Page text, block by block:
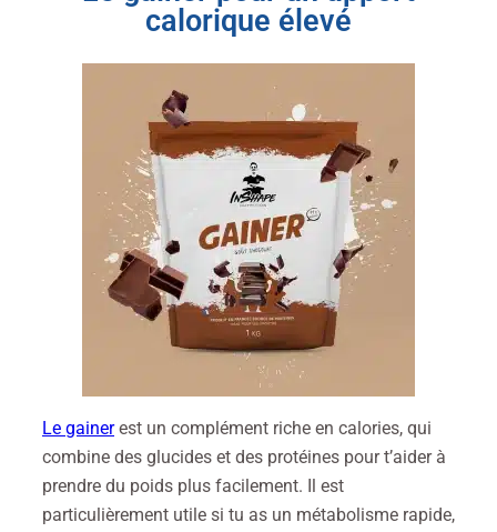
calorique élevé
Le gainerest un complément riche en calories, qui
combine des glucides et des protéines pour t’aider à
prendre du poids plus facilement. Il est
particulièrement utile si tu as un métabolisme rapide,